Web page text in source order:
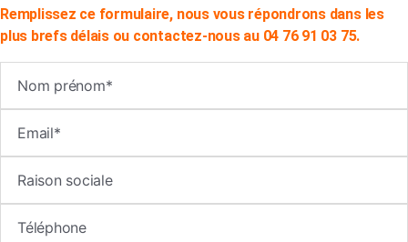
Remplissez ce formulaire, nous vous répondrons dans les
plus brefs délais ou contactez-nous au 04 76 91 03 75.